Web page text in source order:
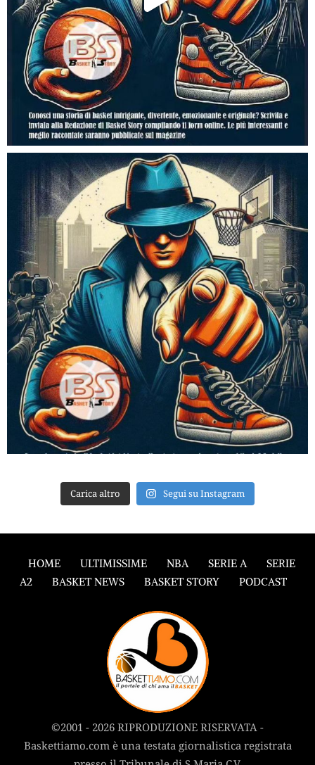
Carica altro Segui su Instagram
HOME ULTIMISSIME NBA SERIE A
SERIE
A2
BASKET NEWS BASKET STORY PODCAST
©2001 - 2026 RIPRODUZIONE RISERVATA -
Baskettiamo.com è una testata giornalistica registrata